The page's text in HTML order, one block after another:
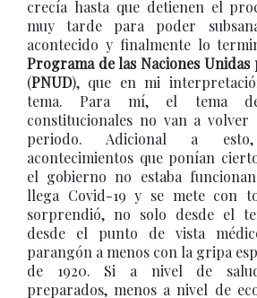
crecía hasta que detienen el
muy tarde para poder
acontecido y finalmente lo
Programa de las Naciones
(PNUD), que en mi
tema. Para mí, el tema
constitucionales no van a volver
periodo. Adicional a
acontecimientos que ponían
el gobierno no estaba
llega Covid-19 y se mete con
sorprendió, no solo desde el
desde el punto de vista
parangón a menos con la gripa
de 1920. Si a nivel de
preparados, menos a nivel de